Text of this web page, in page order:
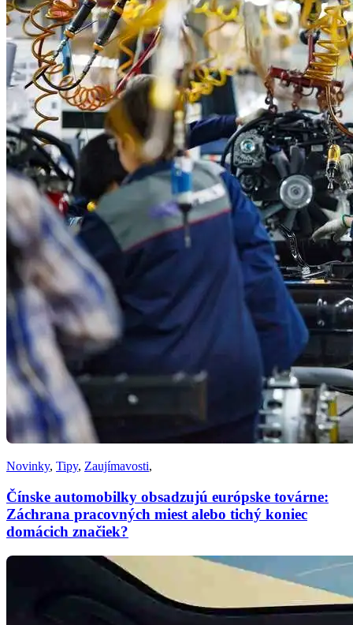
Novinky, Tipy, Zaujímavosti,
Čínske automobilky obsadzujú európske továrne:
Záchrana pracovných miest alebo tichý koniec
domácich značiek?